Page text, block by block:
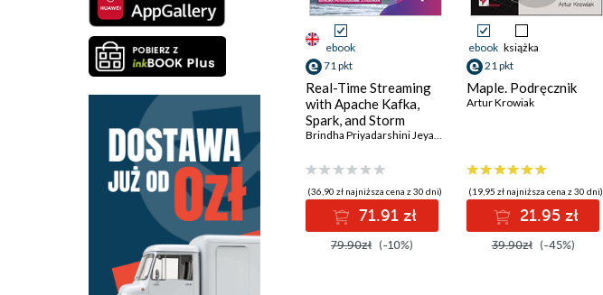
ebook
71 pkt
Real-Time Streaming
with Apache Kafka,
Spark, and Storm
Brindha Priyadarshini Jeyaraman
(36,90 zł najniższa cena z 30 dni)
71.91 zł
79.90zł (-10%)
ebook książka
21 pkt
Maple. Podręcznik
Artur Krowiak
(19,95 zł najniższa cena z 30 dni)
21.95 zł
39.90zł (-45%)